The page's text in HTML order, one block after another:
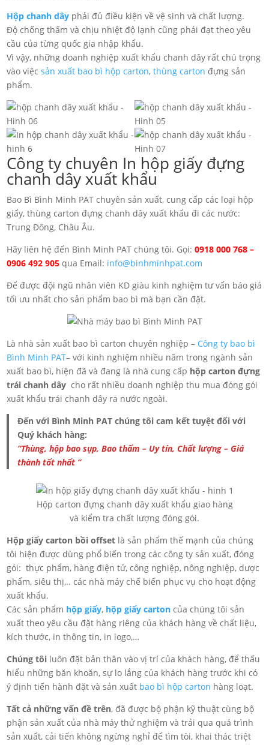
Hộp chanh dây phải đủ điều kiện về vệ sinh và chất lượng.
Độ chống thấm và chịu nhiệt độ lạnh cũng phải đạt theo yêu
cầu của từng quốc gia nhập khẩu.
Vì vậy, những doanh nghiệp xuất khẩu chanh dây rất chú trọng
vào việcsản xuất bao bì hộp carton,thùng carton đựng sản
phẩm.
Công ty chuyên In hộp giấy đựng
chanh dây xuất khẩu
Bao Bì Bình Minh PAT chuyên sản xuất, cung cấp các loại hộp
giấy, thùng carton đựng chanh dây xuất khẩu đi các nước:
Trung Đông, Châu Âu.
Hãy liên hệ đến Bình Minh PAT chúng tôi. Gọi:0918 000 768 –
0906 492 905 qua Email: info@binhminhpat.com
Để được đội ngũ nhân viên KD giàu kinh nghiệm tư vấn báo giá
tối ưu nhất cho sản phẩm bao bì mà bạn cần đặt.
Là nhà sản xuất bao bì carton chuyên nghiệp – Công ty bao bì
Bình Minh PAT– với kinh nghiệm nhiều năm trong ngành sản
xuất bao bì, hiện đã và đang là nhà cung cấp hộp carton đựng
trái chanh dây cho rất nhiều doanh nghiệp thu mua đóng gói
xuất khẩu trái chanh dây ra nước ngoài.
Đến với Bình Minh PAT chúng tôi cam kết tuyệt đối với
Quý khách hàng:
“Thùng, hộp bao sụp, Bao thấm – Uy tín, Chất lượng – Giá
thành tốt nhất “
Hộp carton đựng chanh dây xuất khẩu giao hàng
và kiểm tra chất lượng đóng gói.
Hộp giấy carton bồi offset là sản phẩm thế mạnh của chúng
tôi hiện được dùng phổ biến trong các công ty sản xuất, đóng
gói: thực phẩm, hàng điện tử, công nghiệp, nông nghiệp, dược
phẩm, siêu thị,.. các nhà máy chế biến phục vụ cho hoạt động
xuất khẩu.
Các sản phẩm hộp giấy, hộp giấy carton của chúng tôi sản
xuất theo yêu cầu đặt hàng riêng của khách hàng về chất liệu,
kích thước, in thông tin, in logo,…
Chúng tôi luôn đặt bản thân vào vị trí của khách hàng, để thấu
hiểu những băn khoăn, sự lo lắng của khách hàng trước khi có
ý định tiến hành đặt và sản xuất bao bì hộp carton hàng loạt.
Tất cả những vấn đề trên, đã được bộ phận kỹ thuật cùng bộ
phận sản xuất của nhà máy thử nghiệm và trải qua quá trình
sản xuất, cải tiến không ngừng nghỉ để tìm tòi, khai thác triệt